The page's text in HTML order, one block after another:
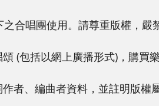
合唱團使用。請尊重版權，嚴
(包括以網上廣播形式)，購買
者、編曲者資料，並註明版權